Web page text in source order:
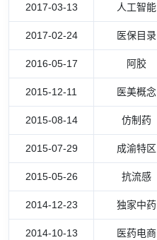
2017-03-13 人工智能
2017-02-24 医保目录
2016-05-17 阿胶
2015-12-11 医美概念
2015-08-14 仿制药
2015-07-29 成渝特区
2015-05-26 抗流感
2014-12-23 独家中药
2014-10-13 医药电商